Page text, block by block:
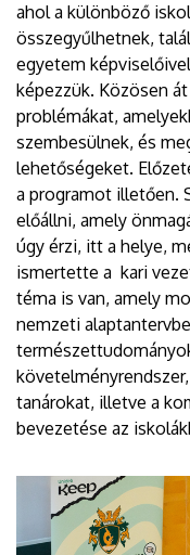
ahol a különböző
összegyűlhetnek,
egyetem
képezzük. Közösen
problémákat,
szembesülnek, és
lehetőségeket.
a programot illetően.
előállni, amely
úgy érzi, itt a helye,
ismertette a kari
téma is van, amely
nemzeti
tanárokat, illetve a
bevezetése az